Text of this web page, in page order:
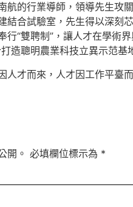
航的行業導師，領導先生攻
結合試驗室，先生得以深刻
行“雙聘制”，讓人才在學術
造聰明農業科技立異示范
人才而來，人才因工作平臺
開。 必填欄位標示為 *